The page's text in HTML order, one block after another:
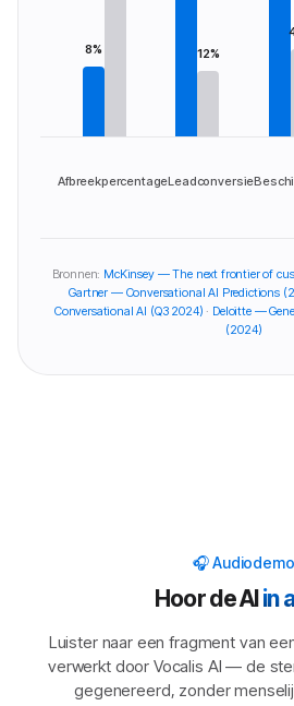
8% 12%
AfbreekpercentageLeadconversie
Bronnen: McKinsey — The next frontier of
Gartner — Conversational AI Predictions
Conversational AI (Q3 2024) · Deloitte —
(2024)
🎧 Audiodemo
Hoor de AIin
Luister naar een fragment van
verwerkt door Vocalis AI — de
gegenereerd, zonder